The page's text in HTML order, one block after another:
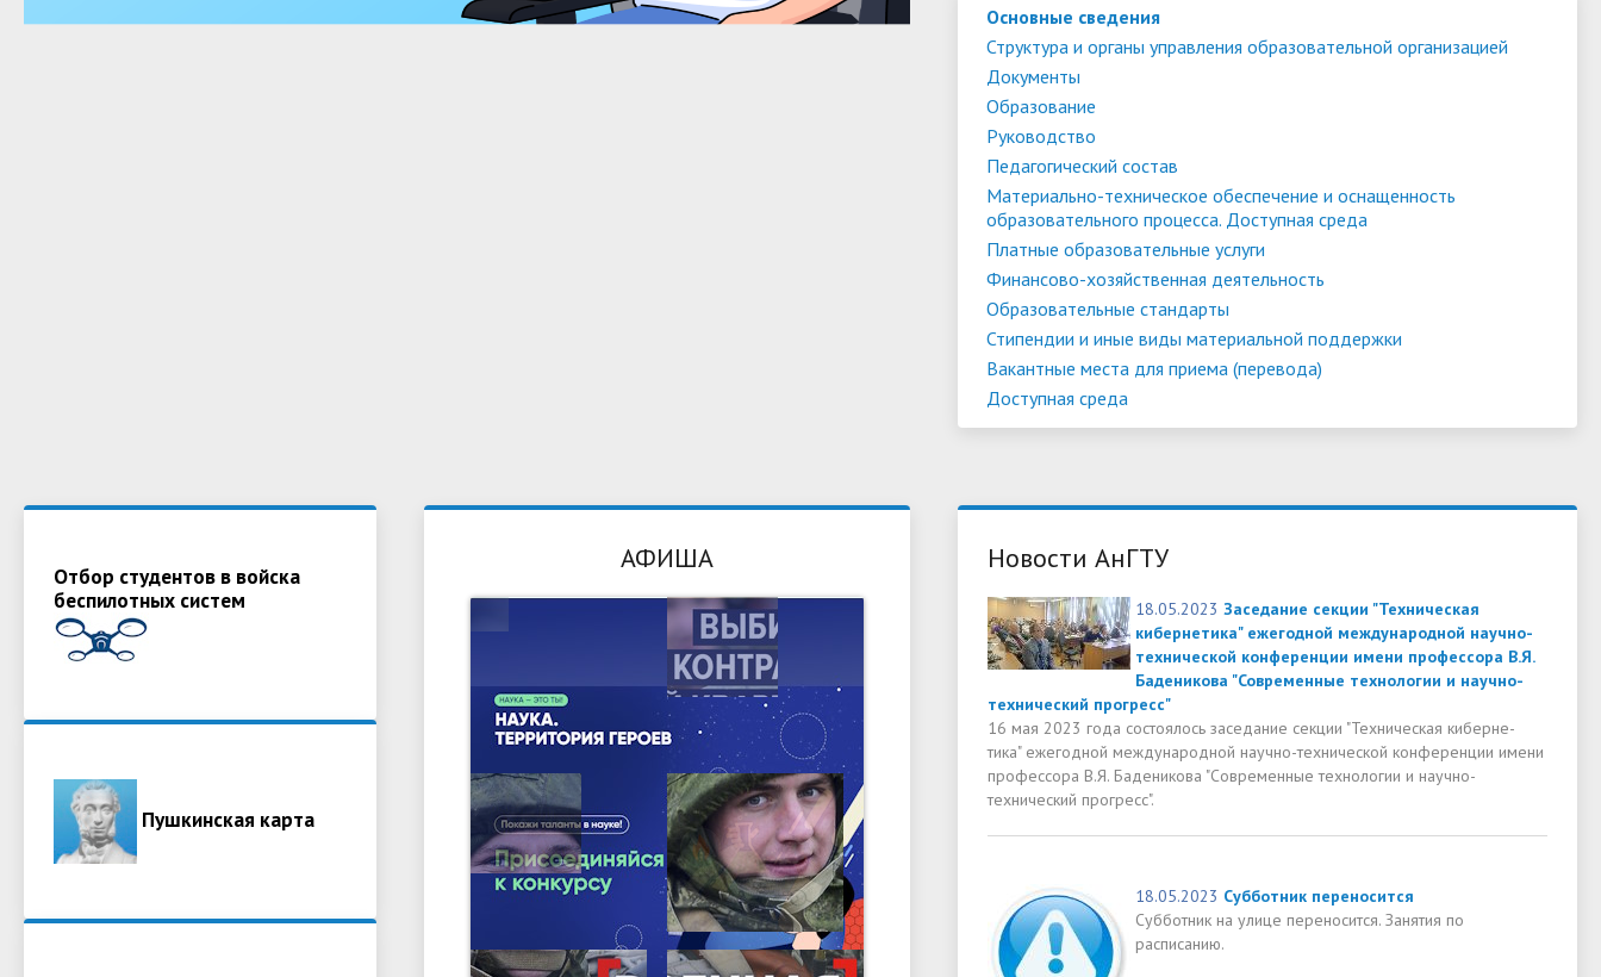
Основные сведения
Структура и органы управления образовательной организацией
Документы
Образование
Руководство
Педагогический состав
Материально-техническое обеспечение и оснащенность
образовательного процесса. Доступная среда
Платные образовательные услуги
Финансово-хозяйственная деятельность
Образовательные стандарты
Стипендии и иные виды материальной поддержки
Вакантные места для приема (перевода)
Доступная среда
Отбор студентов в войска
беспилотных систем
Пушкинская карта
АФИША Новости АнГТУ
18.05.2023 Заседание секции "Техническая
кибернетика" ежегодной международной научно-
технической конференции имени профессора В.Я.
Баденикова "Современные технологии и научно-
технический прогресс"
16 мая 2023 года состоялось заседание секции "Техническая киберне-
тика" ежегодной международной научно-технической конференции имени
профессора В.Я. Баденикова "Современные технологии и научно-
технический прогресс".
18.05.2023 Субботник переносится
Субботник на улице переносится. Занятия по
расписанию.